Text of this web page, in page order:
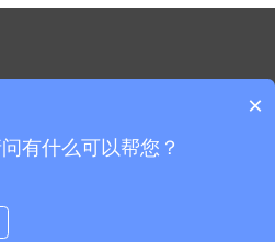
碎石机 磨粉机
移动破碎站
号-1
×
有什么可以帮您？